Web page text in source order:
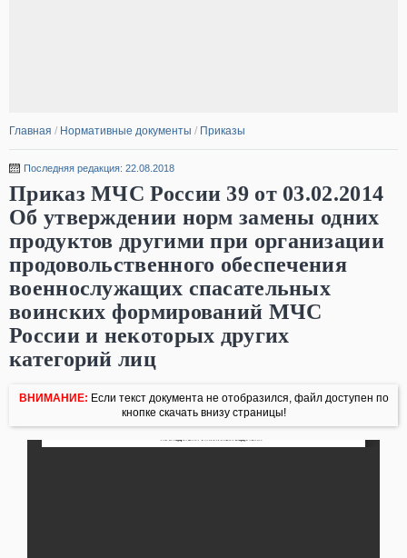
Главная / Нормативные документы / Приказы
Последняя редакция: 22.08.2018
Приказ МЧС России 39 от 03.02.2014
Об утверждении норм замены одних
продуктов другими при организации
продовольственного обеспечения
военнослужащих спасательных
воинских формирований МЧС
России и некоторых других
категорий лиц
ВНИМАНИЕ: Если текст документа не отобразился, файл доступен по
кнопке скачать внизу страницы!